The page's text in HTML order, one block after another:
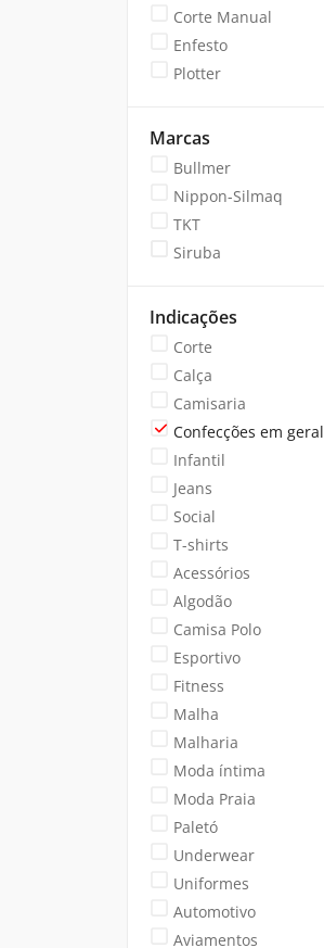
Corte Manual
Enfesto
Plotter
Marcas
Bullmer
Nippon-Silmaq
TKT
Siruba
Indicações
Corte
Calça
Camisaria
Confecções em geral
Infantil
Jeans
Social
T-shirts
Acessórios
Algodão
Camisa Polo
Esportivo
Fitness
Malha
Malharia
Moda íntima
Moda Praia
Paletó
Underwear
Uniformes
Automotivo
Aviamentos